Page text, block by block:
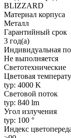
BLIZZARD
Материал корпуса
Металл
Гарантийный срок
3 год(а)
Индивидуальная
Не выполняется
Светотехнические
Цветовая
typ: 4000 K
Световой поток
typ: 840 lm
Угол излучения
typ: 100 °
Индекс